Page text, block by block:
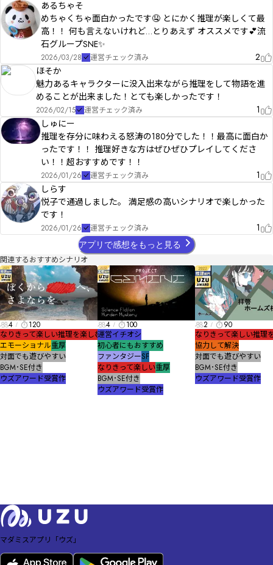
あるちゃそ
めちゃくちゃ面白かったです🤤 とにかく推理が楽しくて最
高！！ 何も言えないけれど…とりあえず オススメです💕流
石グループSNE✨️
2026/03/28 運営チェック済み
2
ほそか
魅力あるキャラクターに没入出来ながら推理をして物語を進
めることが出来ました！とても楽しかったです！
2026/02/15 運営チェック済み
1
しゅにー
推理を存分に味わえる怒涛の180分でした！！最高に面白か
ったです！！ 推理好きな方はぜひぜひプレイしてくださ
い！！超おすすめです！！
2026/01/26 運営チェック済み
1
しらす
悦子で通過しました。 満足感の高いシナリオで楽しかった
です！
2026/01/26 運営チェック済み 1
アプリで感想をもっと見る
関連するおすすめシナリオ
4
120
なりきって楽しい推理を楽しむ
エモーショナル重厚
対面でも遊びやすい
BGM･SE付き
ウズアワード受賞作
4
100
運営イチオシ
初心者にもおすすめ
ファンタジーSF
なりきって楽しい重厚
BGM･SE付き
ウズアワード受賞作
2
90
なりきって楽しい推理
協力して解決
対面でも遊びやすい
BGM･SE付き
ウズアワード受賞作
マダミスアプリ「ウズ」